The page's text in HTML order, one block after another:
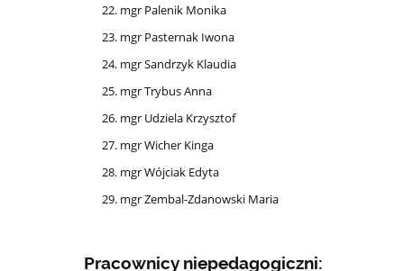
mgr Palenik Monika
mgr Pasternak Iwona
mgr Sandrzyk Klaudia
mgr Trybus Anna
mgr Udziela Krzysztof
mgr Wicher Kinga
mgr Wójciak Edyta
mgr Zembal-Zdanowski Maria
Pracownicy niepedagogiczni: